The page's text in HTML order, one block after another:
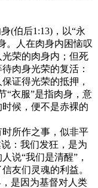
(伯后1:13)，以“永
人在肉身内困恼叹
荣的肉身内；但死
肉身光荣的复活：
证得光荣的抵押，
“衣服”是指肉身，意
候，便不是赤裸的
所作之事，似非平
：我们发狂，是为
说“我们是清醒”，
友们灵魂的利益。
是因为基督对人类